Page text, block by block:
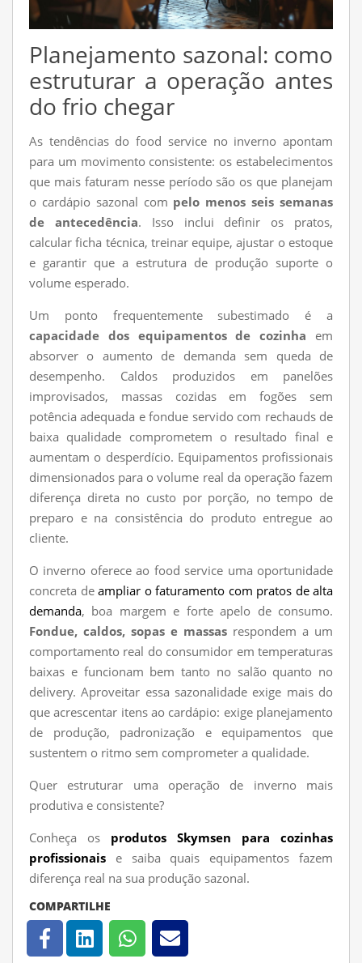
Planejamento sazonal: como
estruturar a operação antes
do frio chegar
As tendências do food service no inverno apontam
para um movimento consistente: os estabelecimentos
que mais faturam nesse período são os que planejam
o cardápio sazonal com pelo menos seis semanas
de antecedência. Isso inclui definir os pratos,
calcular ficha técnica, treinar equipe, ajustar o estoque
e garantir que a estrutura de produção suporte o
volume esperado.
Um ponto frequentemente subestimado é a
capacidade dos equipamentos de cozinha em
absorver o aumento de demanda sem queda de
desempenho. Caldos produzidos em panelões
improvisados, massas cozidas em fogões sem
potência adequada e fondue servido com rechauds de
baixa qualidade comprometem o resultado final e
aumentam o desperdício. Equipamentos profissionais
dimensionados para o volume real da operação fazem
diferença direta no custo por porção, no tempo de
preparo e na consistência do produto entregue ao
cliente.
O inverno oferece ao food service uma oportunidade
concreta de ampliar o faturamento com pratos de alta
demanda, boa margem e forte apelo de consumo.
Fondue, caldos, sopas e massas respondem a um
comportamento real do consumidor em temperaturas
baixas e funcionam bem tanto no salão quanto no
delivery. Aproveitar essa sazonalidade exige mais do
que acrescentar itens ao cardápio: exige planejamento
de produção, padronização e equipamentos que
sustentem o ritmo sem comprometer a qualidade.
Quer estruturar uma operação de inverno mais
produtiva e consistente?
Conheça os produtos Skymsen para cozinhas
profissionais e saiba quais equipamentos fazem
diferença real na sua produção sazonal.
COMPARTILHE